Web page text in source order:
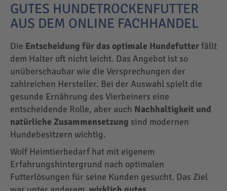
GUTES HUNDETROCKENFUTTER
AUS DEM ONLINE FACHHANDEL
Die Entscheidung für das optimale Hundefutterfällt
dem Halter oft nicht leicht. Das Angebot ist so
unüberschaubar wie die Versprechungen der
zahlreichen Hersteller. Bei der Auswahl spielt die
gesunde Ernährung des Vierbeiners eine
entscheidende Rolle, aber auch Nachhaltigkeit und
natürliche Zusammensetzung sind modernen
Hundebesitzern wichtig.
Wolf Heimtierbedarf hat mit eigenem
Erfahrungshintergrund nach optimalen
Futterlösungen für seine Kunden gesucht. Das Ziel